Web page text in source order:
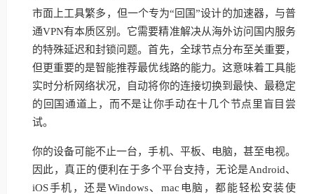
市面上工具繁多，但一个专为“回国”设计的加速器，与普
通VPN有本质区别。它需要精准解决从海外访问国内服务
的特殊延迟和封锁问题。首先，全球节点分布至关重要，
但更重要的是智能推荐最优线路的能力。这意味着工具能
实时分析网络状况，自动将你的连接切换到最快、最稳定
的回国通道上，而不是让你手动在十几个节点里盲目尝
试。
你的设备可能不止一台，手机、平板、电脑，甚至电视。
因此，真正的便利在于多个平台支持，无论是Android、
iOS手机，还是Windows、mac电脑，都能轻松安装使